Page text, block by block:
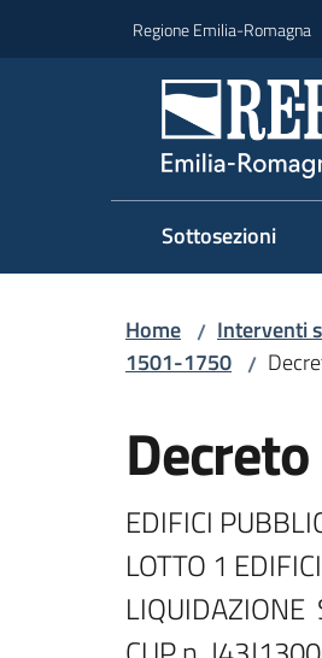
Regione Emilia-Romagna
Sottosezioni
Home / Interventi
1501-1750 /
EDIFICI
LOTTO 1
LIQUIDAZIONE